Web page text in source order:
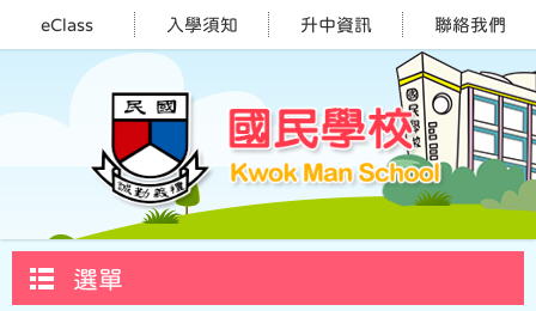
eClass 入學須知 升中資訊 聯絡我們
選單